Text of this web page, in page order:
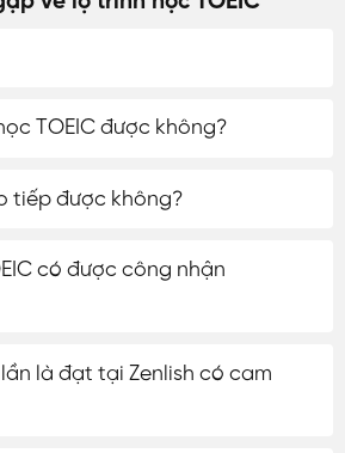
TOEIC được không?
tiếp được không?
có được công nhận
lần là đạt tại Zenlish có cam